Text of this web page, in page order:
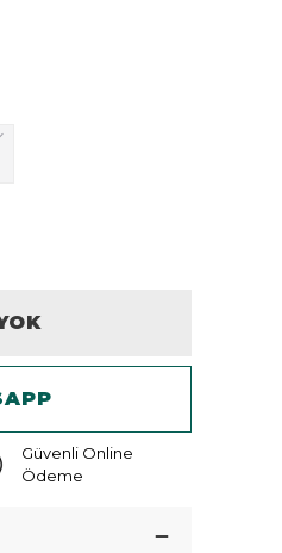
Güvenli Online
Ödeme